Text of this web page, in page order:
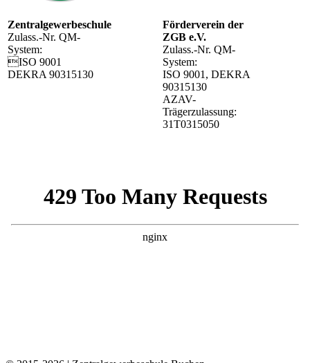
Zentralgewerbeschule
Zulass.-Nr. QM-
System:
ISO 9001
DEKRA 90315130
Förderverein der
ZGB e.V.
Zulass.-Nr. QM-
System:
ISO 9001, DEKRA
90315130
AZAV-
Trägerzulassung:
31T0315050